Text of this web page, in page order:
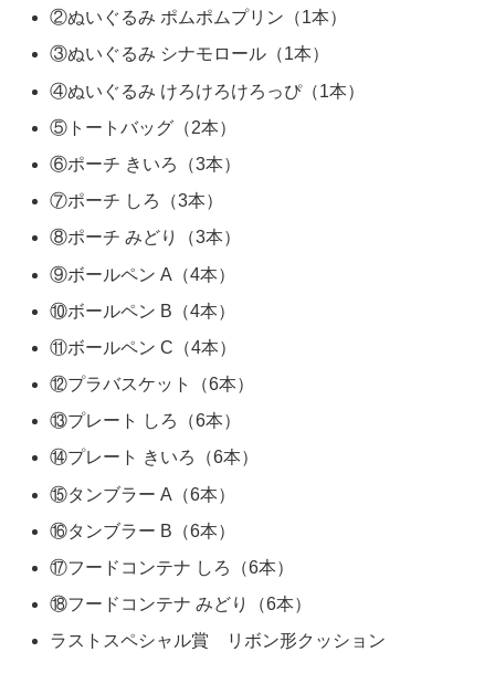
②ぬいぐるみ ポムポムプリン（1本）
③ぬいぐるみ シナモロール（1本）
④ぬいぐるみ けろけろけろっぴ（1本）
⑤トートバッグ（2本）
⑥ポーチ きいろ（3本）
⑦ポーチ しろ（3本）
⑧ポーチ みどり（3本）
⑨ボールペン A（4本）
⑩ボールペン B（4本）
⑪ボールペン C（4本）
⑫プラバスケット（6本）
⑬プレート しろ（6本）
⑭プレート きいろ（6本）
⑮タンブラー A（6本）
⑯タンブラー B（6本）
⑰フードコンテナ しろ（6本）
⑱フードコンテナ みどり（6本）
ラストスペシャル賞 リボン形クッション